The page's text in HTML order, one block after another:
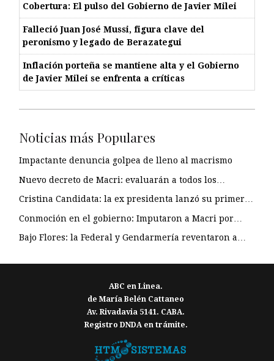
Cobertura: El pulso del Gobierno de Javier Milei
Falleció Juan José Mussi, figura clave del
peronismo y legado de Berazategui
Inflación porteña se mantiene alta y el Gobierno
de Javier Milei se enfrenta a críticas
Noticias más Populares
Impactante denuncia golpea de lleno al macrismo
Nuevo decreto de Macri: evaluarán a todos los…
Cristina Candidata: la ex presidenta lanzó su primer…
Conmoción en el gobierno: Imputaron a Macri por…
Bajo Flores: la Federal y Gendarmería reventaron a…
ABC en Linea.
de María Belén Cattaneo
Av. Rivadavia 5141. CABA.
Registro DNDA en trámite.